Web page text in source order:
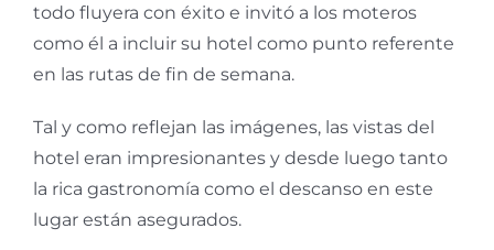
todo fluyera con éxito e invitó a los moteros
como él a incluir su hotel como punto referente
en las rutas de fin de semana.
Tal y como reflejan las imágenes, las vistas del
hotel eran impresionantes y desde luego tanto
la rica gastronomía como el descanso en este
lugar están asegurados.